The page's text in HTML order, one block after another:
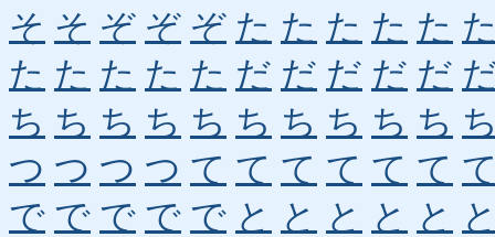
そ そ ぞ ぞ ぞ た た た た た
た た た た た だ だ だ だ だ
ち ち ち ち ち ち ち ち ち ち
つ つ つ つ て て て て て て
で で で で で と と と と と